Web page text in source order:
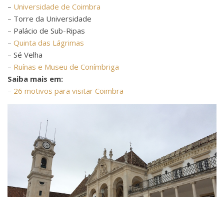
– Universidade de Coimbra
– Torre da Universidade
– Palácio de Sub-Ripas
– Quinta das Lágrimas
– Sé Velha
– Ruínas e Museu de Conímbriga
Saiba mais em:
– 26 motivos para visitar Coimbra